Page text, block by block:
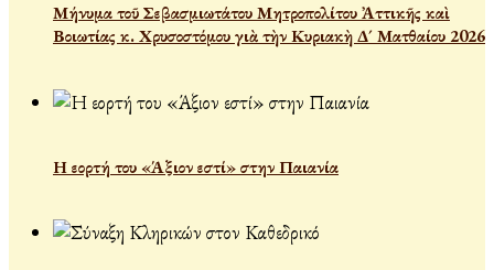
Μήνυμα τοῦ Σεβασμιωτάτου Μητροπολίτου Ἀττικῆς καὶ
Βοιωτίας κ. Χρυσοστόμου γιὰ τὴν Κυριακὴ Δ´ Ματθαίου 2026
Η εορτή του «Άξιον εστί» στην Παιανία